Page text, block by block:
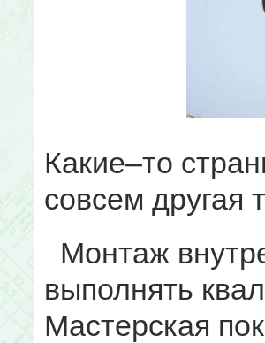
Какие–то
совсем другая
Монтаж
выполнять
Мастерская